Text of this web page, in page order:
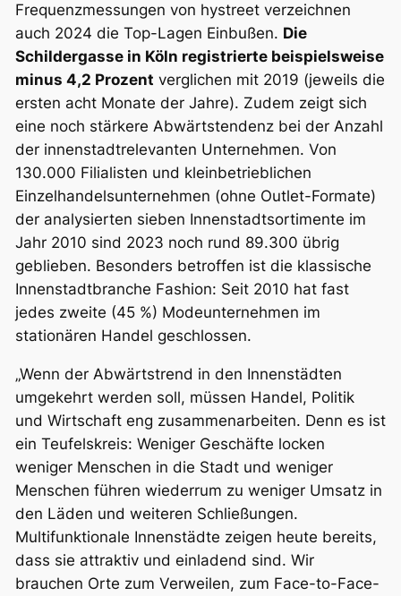
Frequenzmessungen von hystreet verzeichnen
auch 2024 die Top-Lagen Einbußen. Die
Schildergasse in Köln registrierte beispielsweise
minus 4,2 Prozent verglichen mit 2019 (jeweils die
ersten acht Monate der Jahre). Zudem zeigt sich
eine noch stärkere Abwärtstendenz bei der Anzahl
der innenstadtrelevanten Unternehmen. Von
130.000 Filialisten und kleinbetrieblichen
Einzelhandelsunternehmen (ohne Outlet-Formate)
der analysierten sieben Innenstadtsortimente im
Jahr 2010 sind 2023 noch rund 89.300 übrig
geblieben. Besonders betroffen ist die klassische
Innenstadtbranche Fashion: Seit 2010 hat fast
jedes zweite (45 %) Modeunternehmen im
stationären Handel geschlossen.
„Wenn der Abwärtstrend in den Innenstädten
umgekehrt werden soll, müssen Handel, Politik
und Wirtschaft eng zusammenarbeiten. Denn es ist
ein Teufelskreis: Weniger Geschäfte locken
weniger Menschen in die Stadt und weniger
Menschen führen wiederrum zu weniger Umsatz in
den Läden und weiteren Schließungen.
Multifunktionale Innenstädte zeigen heute bereits,
dass sie attraktiv und einladend sind. Wir
brauchen Orte zum Verweilen, zum Face-to-Face-